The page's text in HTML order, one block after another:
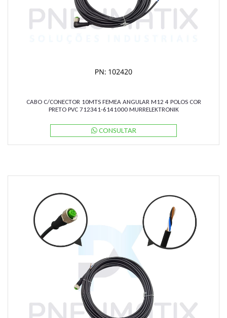
CABO C/CONECTOR 10MTS FEMEA ANGULAR M12 4 POLOS COR
PRETO PVC 712341-6141000 MURRELEKTRONIK
CONSULTAR